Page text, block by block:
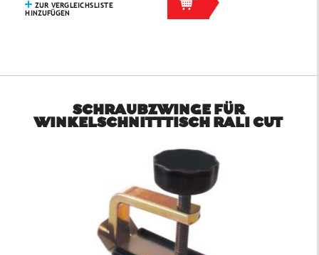
ZUR VERGLEICHSLISTE
HINZUFÜGEN
SCHRAUBZWINGE FÜR
WINKELSCHNITTTISCH RALI CUT